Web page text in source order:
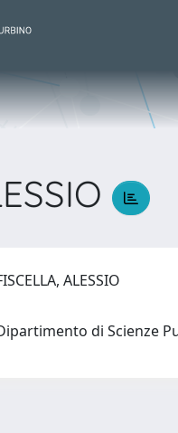
ALESSIO
di Scienze